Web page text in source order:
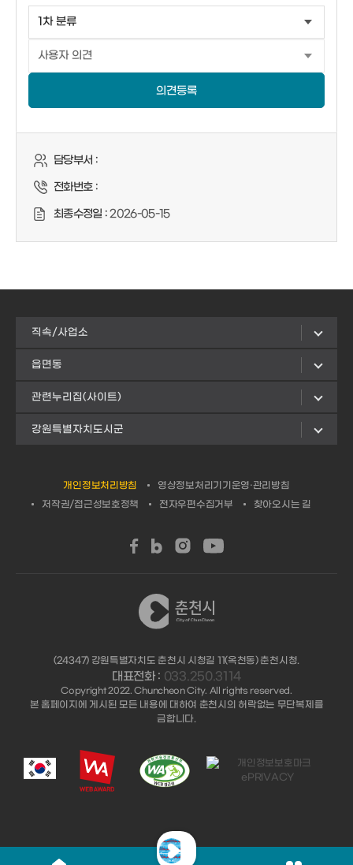
의견등록
담당부서 :
전화번호 :
최종수정일 :2026-05-15
직속/사업소
읍면동
관련누리집(사이트)
강원특별자치도시군
개인정보처리방침
영상정보처리기기운영·관리방침
저작권/접근성보호정책
전자우편수집거부 찾아오시는 길
(24347) 강원특별자치도 춘천시 시청길 11(옥천동) 춘천시청.
대표전화 : 033.250.3114
Copyright 2022. Chuncheon City. All rights reserved.
본 홈페이지에 게시된 모든 내용에 대하여 춘천시의 허락없는 무단복제를
금합니다.